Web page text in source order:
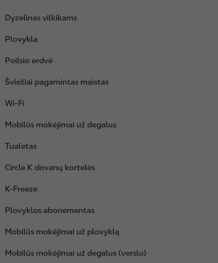
Dyzelinas vilkikams
Plovykla
Poilsio erdvė
Šviežiai pagamintas maistas
Wi-Fi
Mobilūs mokėjimai už degalus
Tualetas
Circle K dovanų kortelės
K-Freeze
Plovyklos abonementas
Mobilūs mokėjimai už plovyklą
Mobilūs mokėjimai už degalus (verslo)